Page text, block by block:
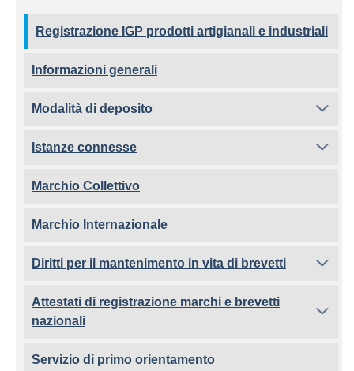
Registrazione IGP prodotti artigianali e industriali
Informazioni generali
Modalità di deposito
Istanze connesse
Marchio Collettivo
Marchio Internazionale
Diritti per il mantenimento in vita di brevetti
Attestati di registrazione marchi e brevetti
nazionali
Servizio di primo orientamento